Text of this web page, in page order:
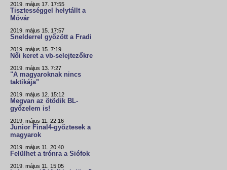
2019. május 17. 17:55
Tisztességgel helytállt a
Móvár
2019. május 15. 17:57
Snelderrel győzött a Fradi
2019. május 15. 7:19
Női keret a vb-selejtezőkre
2019. május 13. 7:27
"A magyaroknak nincs
taktikája"
2019. május 12. 15:12
Megvan az ötödik BL-
győzelem is!
2019. május 11. 22:16
Junior Final4-győztesek a
magyarok
2019. május 11. 20:40
Felülhet a trónra a Siófok
2019. május 11. 15:05